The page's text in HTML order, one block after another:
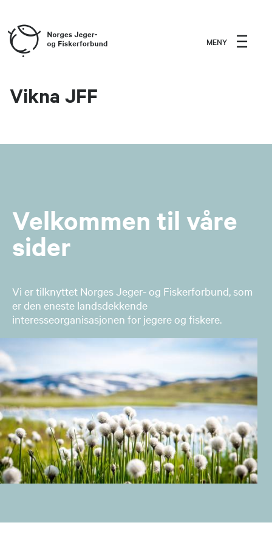
MENY
Vikna JFF
Velkommen til våre
sider
Vi er tilknyttet Norges Jeger- og Fiskerforbund, som
er den eneste landsdekkende
interesseorganisasjonen for jegere og fiskere.